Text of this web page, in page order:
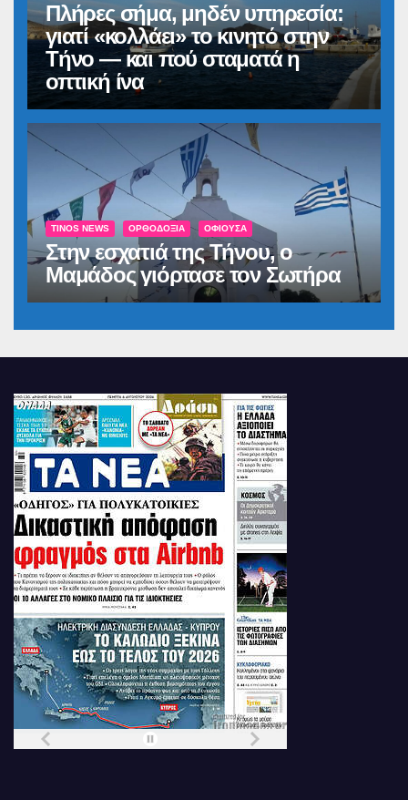
Πλήρες σήμα, μηδέν υπηρεσία:
γιατί «κολλάει» το κινητό στην
Τήνο — και πού σταματά η
οπτική ίνα
TINOS NEWS ΟΡΘΟΔΟΞΊΑ ΟΦΙΟΎΣΑ
Στην εσχατιά της Τήνου, ο
Μαμάδος γιόρτασε τον Σωτήρα